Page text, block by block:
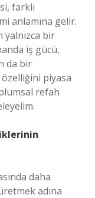
farklı
anlamına gelir.
yalnızca bir
iş gücü,
da bir
piyasa
refah
daha
adına